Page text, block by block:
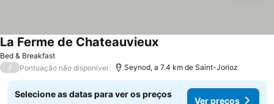
Bed & Breakfast
La Ferme de Chateauvieux
/ Pontuação não disponível Seynod, a 7.4 km de Saint-Jorioz
Selecione as datas para ver os preços
Ver preços